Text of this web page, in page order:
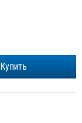
Купить